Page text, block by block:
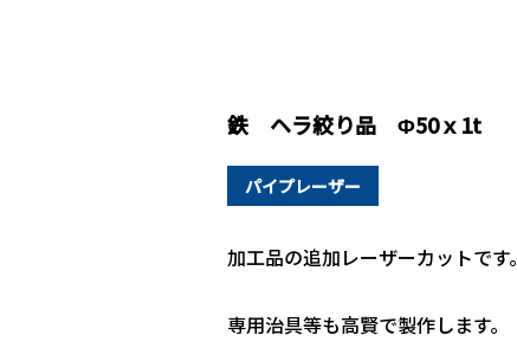
鉄 ヘラ絞り品 Φ50ｘ1t
パイプレーザー
加工品の追加レーザーカットです。
専用治具等も高賢で製作します。